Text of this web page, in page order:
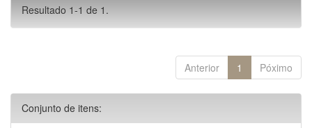
Resultado 1-1 de 1.
Anterior 1 Póximo
Conjunto de itens: